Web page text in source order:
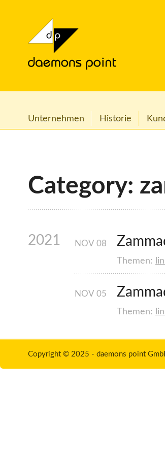
Unternehmen Historie
Category:
2021 NOV 08
Themen:
NOV 05
Themen:
Copyright © 2025 - daemons point